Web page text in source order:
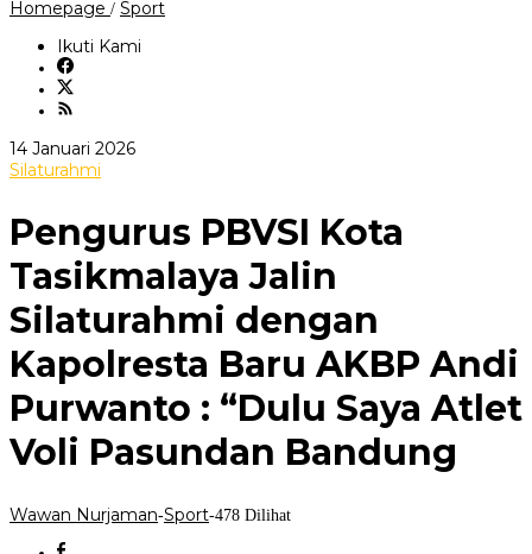
Homepage / SportPengurus
Purwanto
Saya
Atlet
Voli
Pasundan
Bandung
Ikuti Kami
14 Januari 2026oleh
Silaturahmi
Pengurus PBVSI Kota
Tasikmalaya Jalin
Silaturahmi dengan
Kapolresta Baru AKBP Andi
Purwanto : “Dulu Saya Atlet
Voli Pasundan Bandung
Wawan Nurjaman-Sport-478 Dilihat